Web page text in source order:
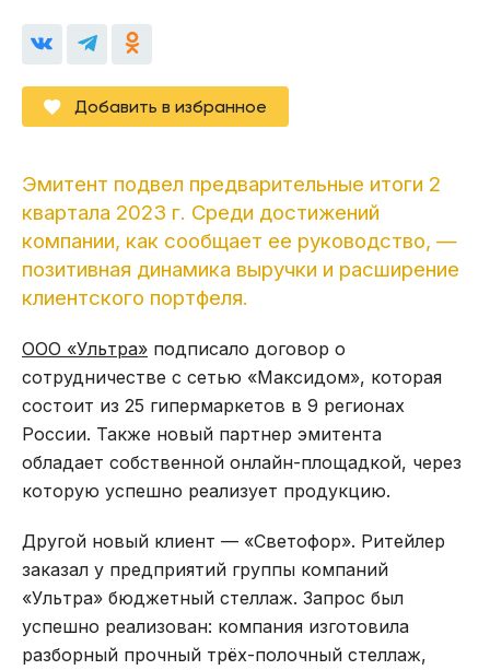
Добавить в избранное
Эмитент подвел предварительные итоги 2
квартала 2023 г. Среди достижений
компании, как сообщает ее руководство, —
позитивная динамика выручки и расширение
клиентского портфеля.
ООО «Ультра» подписало договор о
сотрудничестве с сетью «Максидом», которая
состоит из 25 гипермаркетов в 9 регионах
России. Также новый партнер эмитента
обладает собственной онлайн-площадкой, через
которую успешно реализует продукцию.
Другой новый клиент — «Светофор». Ритейлер
заказал у предприятий группы компаний
«Ультра» бюджетный стеллаж. Запрос был
успешно реализован: компания изготовила
разборный прочный трёх-полочный стеллаж,